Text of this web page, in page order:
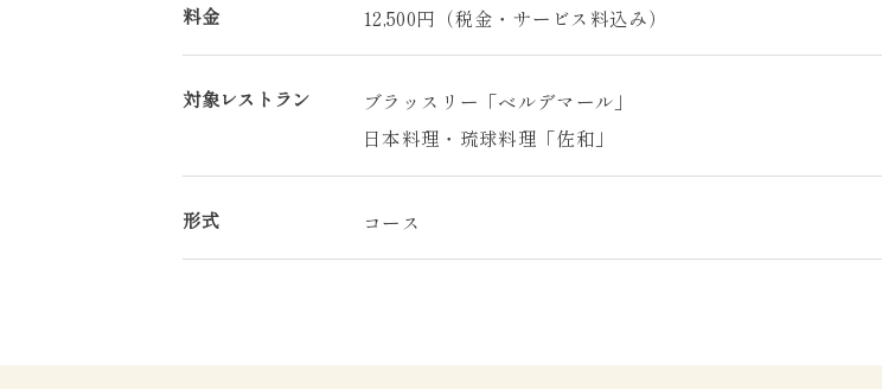
料金 12,500円（税金・サービス料込み）
対象レストラン
ブラッスリー「ベルデマール」
日本料理・琉球料理「佐和」
形式 コース